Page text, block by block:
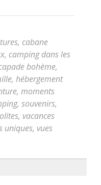
, cabane
, camping dans les
bohème,
, hébergement
, moments
, souvenirs,
, vacances
uniques, vues